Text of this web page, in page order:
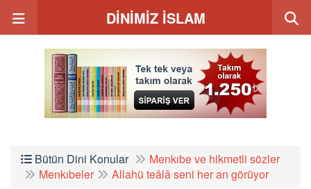
DİNİMİZ İSLAM
Bütün Dini Konular
Menkıbe ve hikmetli sözler
Menkıbeler
Allahü teâlâ seni her an görüyor